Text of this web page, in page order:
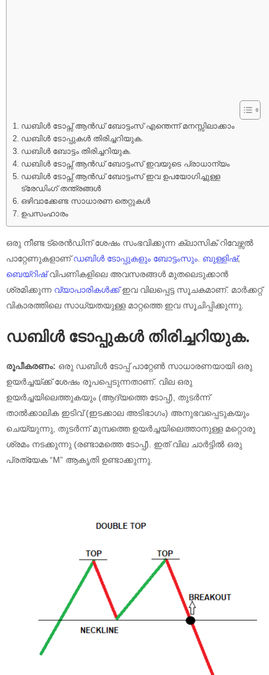
ഡബിൾ ടോപ്സ് ആൻഡ് ബോട്ടംസ് എന്തെന്ന് മനസ്സിലാക്കാം
ഡബിൾ ടോപ്പുകൾ തിരിച്ചറിയുക.
ഡബിൾ ബോട്ടം തിരിച്ചറിയുക.
ഡബിൾ ടോപ്സ് ആൻഡ് ബോട്ടംസ് ഇവയുടെ പ്രാധാന്യം
ഡബിൾ ടോപ്സ് ആൻഡ് ബോട്ടംസ് ഇവ ഉപയോഗിച്ചുള്ള
ട്രേഡിംഗ് തന്ത്രങ്ങൾ
ഒഴിവാക്കേണ്ട സാധാരണ തെറ്റുകൾ
ഉപസംഹാരം
ഒരു നീണ്ട ട്രെൻഡിന് ശേഷം സംഭവിക്കുന്ന ക്ലാസിക് റിവേഴ്സൽ
പാറ്റേണുകളാണ്ഡബിൾ ടോപ്പുകളും ബോട്ടംസും. ബുള്ളിഷ്,
ബെയ്റിഷ്വിപണികളിലെ അവസരങ്ങൾ മുതലെടുക്കാൻ
ശ്രമിക്കുന്ന വ്യാപാരികൾക്ക്ഇവ വിലപ്പെട്ട സൂചകമാണ്. മാർക്കറ്റ്
വികാരത്തിലെ സാധ്യതയുള്ള മാറ്റത്തെ ഇവ സൂചിപ്പിക്കുന്നു.
ഡബിൾ ടോപ്പുകൾ തിരിച്ചറിയുക.
രൂപീകരണം: ഒരു ഡബിൾ ടോപ്പ് പാറ്റേൺ സാധാരണയായി ഒരു
ഉയർച്ചയ്ക്ക് ശേഷം രൂപപ്പെടുന്നതാണ്. വില ഒരു
ഉയർച്ചയിലെത്തുകയും (ആദ്യത്തെ ടോപ്പ്), തുടർന്ന്
താൽക്കാലിക ഇടിവ് (ഇടക്കാല അടിഭാഗം) അനുഭവപ്പെടുകയും
ചെയ്യുന്നു, തുടർന്ന് മുമ്പത്തെ ഉയർച്ചയിലെത്താനുള്ള മറ്റൊരു
ശ്രമം നടക്കുന്നു (രണ്ടാമത്തെ ടോപ്പ്). ഇത് വില ചാർട്ടിൽ ഒരു
പ്രത്യേക “M” ആകൃതി ഉണ്ടാക്കുന്നു.